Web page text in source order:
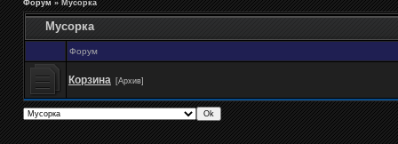
Форум » Мусорка
Мусорка
Форум
Корзина [Архив]